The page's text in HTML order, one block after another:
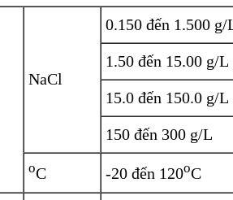
NaCl
0.150 đến 1.500 g/
1.50 đến 15.00 g/L
15.0 đến 150.0 g/L
150 đến 300 g/L
oC -20 đến 120oC